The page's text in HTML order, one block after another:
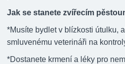
Jak se stanete zvířecím
*Musíte bydlet v blízkosti útulku,
smluvenému veterináři na
*Dostanete krmení a léky pro